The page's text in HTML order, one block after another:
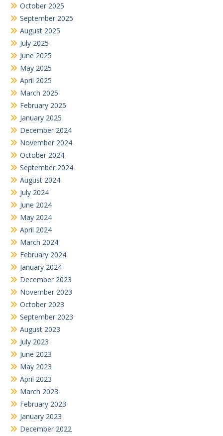
October 2025
September 2025
August 2025
July 2025
June 2025
May 2025
April 2025
March 2025
February 2025
January 2025
December 2024
November 2024
October 2024
September 2024
August 2024
July 2024
June 2024
May 2024
April 2024
March 2024
February 2024
January 2024
December 2023
November 2023
October 2023
September 2023
August 2023
July 2023
June 2023
May 2023
April 2023
March 2023
February 2023
January 2023
December 2022